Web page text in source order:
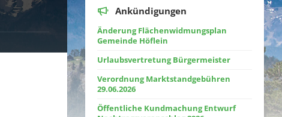
Ankündigungen
Änderung Flächenwidmungsplan
Gemeinde Höflein
Urlaubsvertretung Bürgermeister
Verordnung Marktstandgebühren
29.06.2026
Öffentliche Kundmachung Entwurf